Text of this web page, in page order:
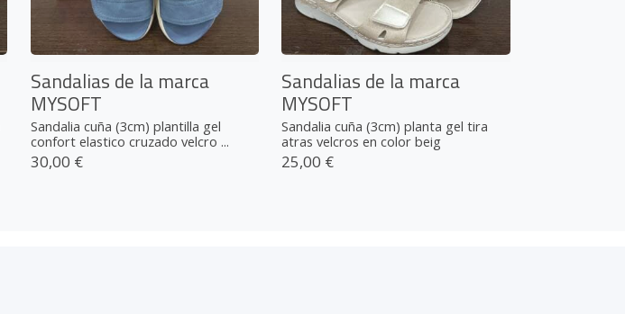
Sandalias de la marca
MYSOFT
Sandalia cuña (3cm) plantilla gel
confort elastico cruzado velcro ...
30,00 €
Sandalias de la marca
MYSOFT
Sandalia cuña (3cm) planta gel tira
atras velcros en color beig
25,00 €